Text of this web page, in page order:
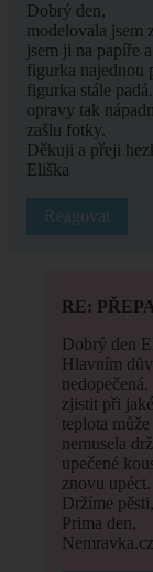
Dobrý den,
modelovala jsem
jsem ji na papíře
figurka najednou
figurka stále
opravy tak
zašlu fotky.
Děkuji a přeji
Eliška
Reagovat
RE:
Dobrý den
Hlavním
zjistit při
teplota
nemusela
upečené
znovu upéct.
Držíme
Prima den,
Nemravka.cz